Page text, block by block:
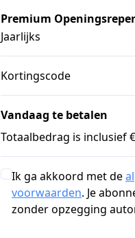
Premium
Jaarlijks
Kortingscode
Vandaag te betalen
Totaalbedrag is inclusief
Ik ga akkoord met de
voorwaarden. Je
zonder opzegging